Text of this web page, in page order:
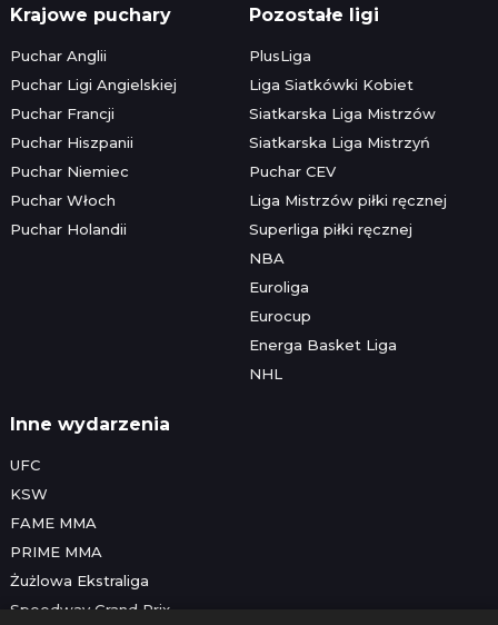
Krajowe puchary
Puchar Anglii
Puchar Ligi Angielskiej
Puchar Francji
Puchar Hiszpanii
Puchar Niemiec
Puchar Włoch
Puchar Holandii
Pozostałe ligi
PlusLiga
Liga Siatkówki Kobiet
Siatkarska Liga Mistrzów
Siatkarska Liga Mistrzyń
Puchar CEV
Liga Mistrzów piłki ręcznej
Superliga piłki ręcznej
NBA
Euroliga
Eurocup
Energa Basket Liga
NHL
Inne wydarzenia
UFC
KSW
FAME MMA
PRIME MMA
Żużlowa Ekstraliga
Speedway Grand Prix